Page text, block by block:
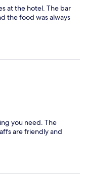
at the hotel. The bar
the food was always
you need. The
are friendly and